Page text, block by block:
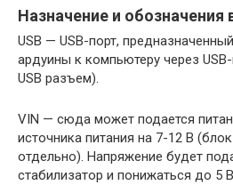
Назначение и обозначения
USB — USB-порт,
ардуины к компьютеру через
USB разъем).
VIN — сюда может подается
источника питания на 7-12 В
отдельно). Напряжение будет
стабилизатор и понижаться до 5